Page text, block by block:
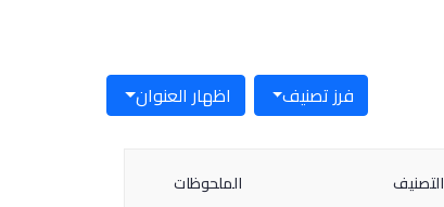
اظهار العنوان فرز تصنيف
التصنيف الملحوظات